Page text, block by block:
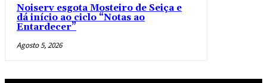
Noiserv esgota Mosteiro de Seiça e
dá início ao ciclo “Notas ao
Entardecer”
Agosto 5, 2026